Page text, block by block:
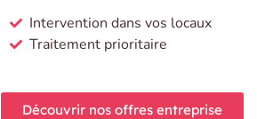
Intervention dans vos locaux
Traitement prioritaire
Découvrir nos offres entreprise